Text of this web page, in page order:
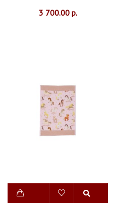
3 700.00 р.